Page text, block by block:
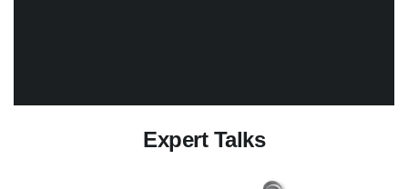
Expert Talks